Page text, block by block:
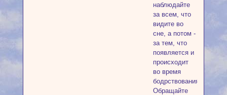
наблюдайте
за всем, что
видите во
сне, а потом -
за тем, что
появляется и
происходит
во время
бодрствования.
Обращайте